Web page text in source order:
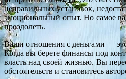
неправильных установок,
эмоциональный опыт. Но самое
преодолеть.
Ваши отношения с деньгами —
Когда вы берете финансы под
власть над своей жизнью. Вы
обстоятельств и становитесь